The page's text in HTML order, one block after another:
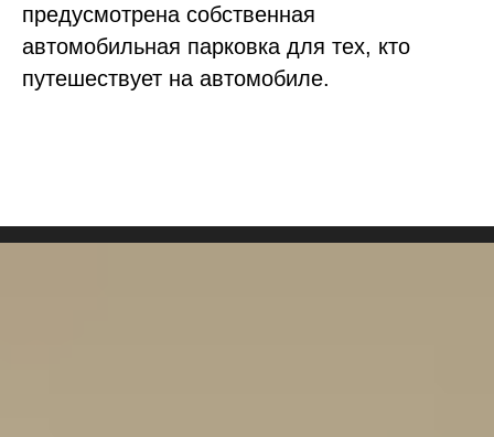
предусмотрена собственная
автомобильная парковка для тех, кто
путешествует на автомобиле.